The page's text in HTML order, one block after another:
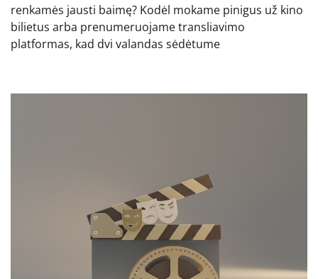
renkamės jausti baimę? Kodėl mokame pinigus už kino
bilietus arba prenumeruojame transliavimo
platformas, kad dvi valandas sėdėtume